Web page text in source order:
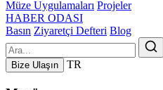
Müze Uygulamaları Projeler
HABER ODASI
Basın Ziyaretçi Defteri Blog
Bize Ulaşın TR